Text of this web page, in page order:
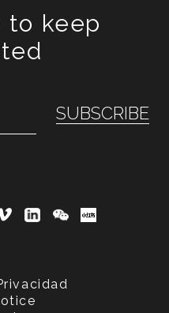
to keep